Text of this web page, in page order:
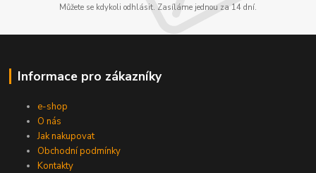
Můžete se kdykoli odhlásit. Zasíláme jednou za 14 dní.
Informace pro zákazníky
e-shop
O nás
Jak nakupovat
Obchodní podmínky
Kontakty